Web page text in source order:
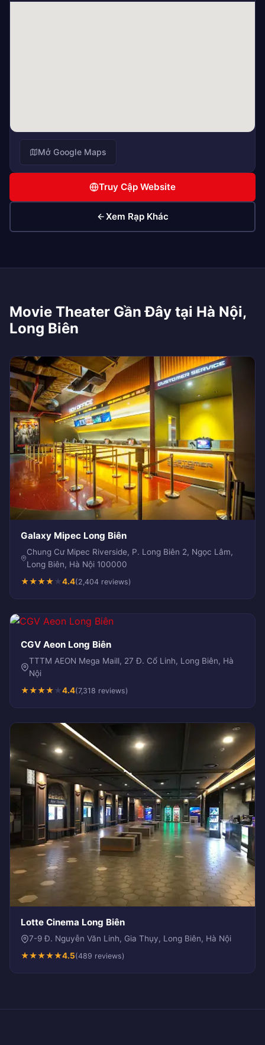
Mở Google Maps
Truy Cập Website
Xem Rạp Khác
Movie Theater Gần Đây tại Hà Nội,
Long Biên
Galaxy Mipec Long Biên
Chung Cư Mipec Riverside, P. Long Biên 2, Ngọc Lâm,
Long Biên, Hà Nội 100000
★★★★★4.4(2,404 reviews)
CGV Aeon Long Biên
TTTM AEON Mega Maill, 27 Đ. Cổ Linh, Long Biên, Hà
Nội
★★★★★4.4(7,318 reviews)
Lotte Cinema Long Biên
7-9 Đ. Nguyễn Văn Linh, Gia Thụy, Long Biên, Hà Nội
★★★★★4.5(489 reviews)